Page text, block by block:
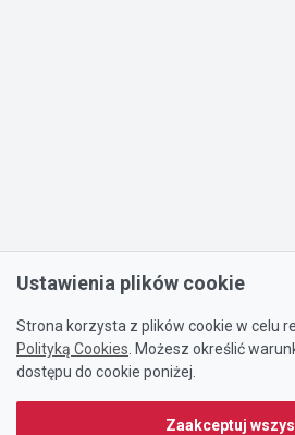
Ustawienia plików cookie
Strona korzysta z plików cookie w celu
Polityką Cookies . Możesz określić
dostępu do cookie poniżej.
Zaakceptuj